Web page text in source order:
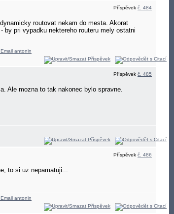
Příspěvek č. 484
routovat nekam do mesta. Akorat
pri vypadku nektereho routeru mely ostatni
Příspěvek č. 485
Ale mozna to tak nakonec bylo spravne.
Příspěvek č. 486
to si uz nepamatuji...